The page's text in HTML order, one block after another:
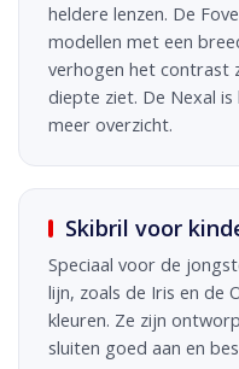
heldere lenzen. De
modellen met een
verhogen het contrast
diepte ziet. De Nexal
meer overzicht.
Skibril voor
Speciaal voor de
lijn, zoals de Iris en de
kleuren. Ze zijn
sluiten goed aan en